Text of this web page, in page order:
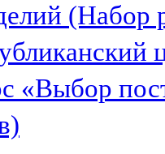
(Набор
«Выбор